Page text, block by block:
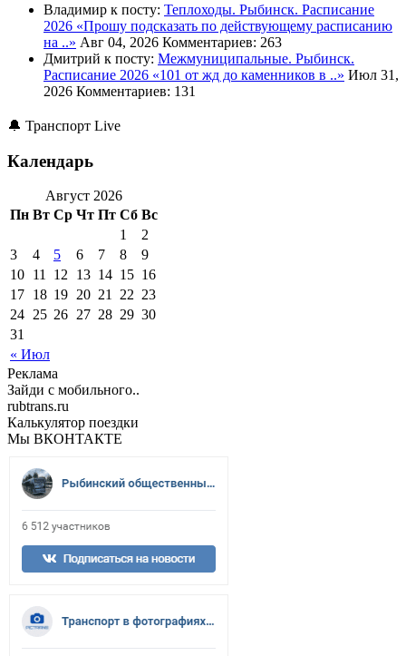
Владимир к посту: Теплоходы. Рыбинск. Расписание
2026 «Прошу подсказать по действующему расписанию
на ..» Авг 04, 2026 Комментариев: 263
Дмитрий к посту: Межмуниципальные. Рыбинск.
Расписание 2026 «101 от жд до каменников в ..» Июл 31,
2026 Комментариев: 131
🔔 Транспорт Live
Календарь
Август 2026
Пн Вт Ср Чт Пт Сб Вс
« Июл
1
2
3
4 5 6 7 8
9
10 11 12 13 14 15 16
17 18 19 20 21 22 23
24 25 26 27 28 29 30
31
Реклама
Зайди с мобильного..
rubtrans.ru
Калькулятор поездки
Мы ВКОНТАКТЕ